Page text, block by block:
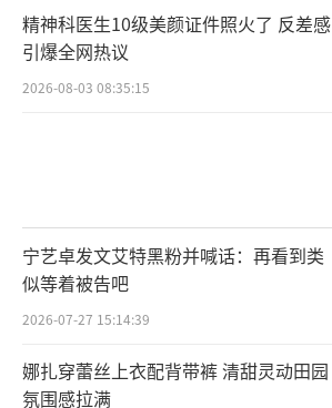
精神科医生10级美颜证件照火了 反差感
引爆全网热议
2026-08-03 08:35:15
宁艺卓发文艾特黑粉并喊话：再看到类
似等着被告吧
2026-07-27 15:14:39
娜扎穿蕾丝上衣配背带裤 清甜灵动田园
氛围感拉满